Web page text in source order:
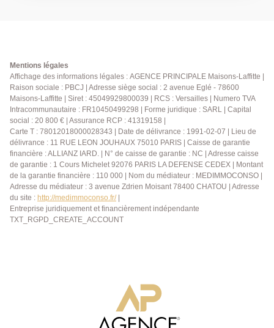
Mentions légales
Affichage des informations légales : AGENCE PRINCIPALE Maisons-Laffitte |
Raison sociale : PBCJ | Adresse siège social : 2 avenue Eglé - 78600
Maisons-Laffitte | Siret : 45049929800039 | RCS : Versailles | Numero TVA
Intracommunautaire : FR10450499298 | Forme juridique : SARL | Capital
social : 20 800 € | Assurance RCP : 41319158 |
Carte T : 78012018000028343 | Date de délivrance : 1991-02-07 | Lieu de
délivrance : 11 RUE LEON JOUHAUX 75010 PARIS | Caisse de garantie
financière : ALLIANZ IARD. | N° de caisse de garantie : NC | Adresse caisse
de garantie : 1 Cours Michelet 92076 PARIS LA DEFENSE CEDEX | Montant
de la garantie financière : 110 000 | Nom du médiateur : MEDIMMOCONSO |
Adresse du médiateur : 3 avenue Zdrien Moisant 78400 CHATOU | Adresse
du site : http://medimmoconso.fr/|
Entreprise juridiquement et financièrement indépendante
TXT_RGPD_CREATE_ACCOUNT